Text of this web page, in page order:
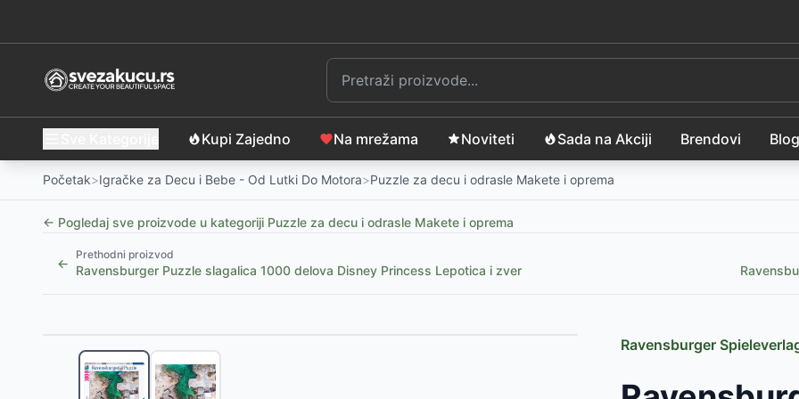
Kupi Zajedno Na mrežama Noviteti Sada na Akciji Brendovi Blog
Početak>Igračke za Decu i Bebe - Od Lutki Do Motora>Puzzle za decu i odrasle Makete i oprema
← Pogledaj sve proizvode u kategoriji Puzzle za decu i odrasle Makete i oprema
←
Prethodni proizvod
Ravensburger Puzzle slagalica 1000 delova Disney Princess Lepotica i zver
Puzzle 60 delova - Mačke, Tref
Puzzle Gabby's Dollhouse 100 delova - Tref
Ravensburger